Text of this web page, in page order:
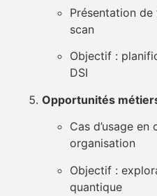
Présentation
scan
Objectif :
DSI
Opportunités
Cas d’usage
organisation
Objectif :
quantique